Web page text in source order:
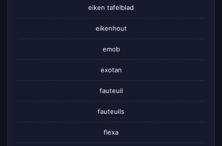
eiken tafelblad
eikenhout
emob
exotan
fauteuil
fauteuils
flexa